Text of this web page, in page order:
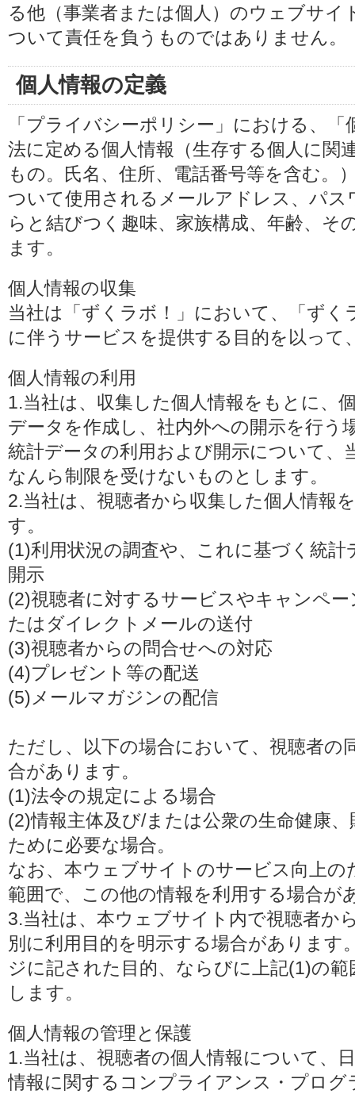
る他（事業者または個人）のウェブサイ
ついて責任を負うものではありません。
個人情報の定義
「プライバシーポリシー」における、
法に定める個人情報（生存する個人に関
もの。氏名、住所、電話番号等を含む。
ついて使用されるメールアドレス、パ
らと結びつく趣味、家族構成、年齢、そ
ます。
個人情報の収集
当社は「ずくラボ！」において、「ず
に伴うサービスを提供する目的を以って
個人情報の利用
1.当社は、収集した個人情報をもとに、
データを作成し、社内外への開示を行う
統計データの利用および開示について、
なんら制限を受けないものとします。
2.当社は、視聴者から収集した個人情報
す。
(1)利用状況の調査や、これに基づく統
開示
(2)視聴者に対するサービスやキャンペ
たはダイレクトメールの送付
(3)視聴者からの問合せへの対応
(4)プレゼント等の配送
(5)メールマガジンの配信
ただし、以下の場合において、視聴者の
合があります。
(1)法令の規定による場合
(2)情報主体及び/または公衆の生命健康
ために必要な場合。
なお、本ウェブサイトのサービス向上
範囲で、この他の情報を利用する場合が
3.当社は、本ウェブサイト内で視聴者か
別に利用目的を明示する場合があります
ジに記された目的、ならびに上記(1)の
します。
個人情報の管理と保護
1.当社は、視聴者の個人情報について、
情報に関するコンプライアンス・プロ